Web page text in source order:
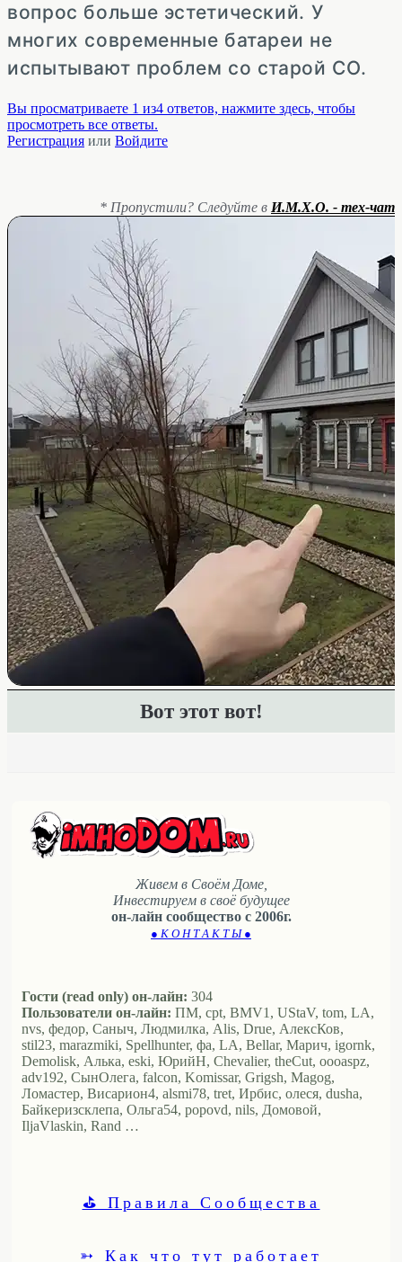
вопрос больше эстетический. У
многих современные батареи не
испытывают проблем со старой СО.
Вы просматриваете 1 из4 ответов, нажмите здесь, чтобы
просмотреть все ответы.
Регистрация или Войдите
* Пропустили? Следуйте в И.М.Х.О. - тех-чат
Вот этот вот!
Живем в Своём Доме,
Инвестируем в своё будущее
он-лайн сообщество с 2006г.
● К О Н Т А К Т Ы ●
Гости (read only) он-лайн: 304
Пользователи он-лайн: ПМ, cpt, BMV1, UStaV, tom, LA,
nvs, федор, Саныч, Людмилка, Alis, Drue, АлексКов,
stil23, marazmiki, Spellhunter, фа, LA, Bellar, Марич, igornk,
Demolisk, Алька, eski, ЮрийН, Chevalier, theCut, oooaspz,
adv192, СынОлега, falcon, Komissar, Grigsh, Magog,
Ломастер, Висариoн4, alsmi78, tret, Ирбис, олеся, dusha,
Байкеризсклепа, Ольга54, popovd, nils, Домовой,
IljaVlaskin, Rand …
⛳ Правила Сообщества
➳ Как что тут работает